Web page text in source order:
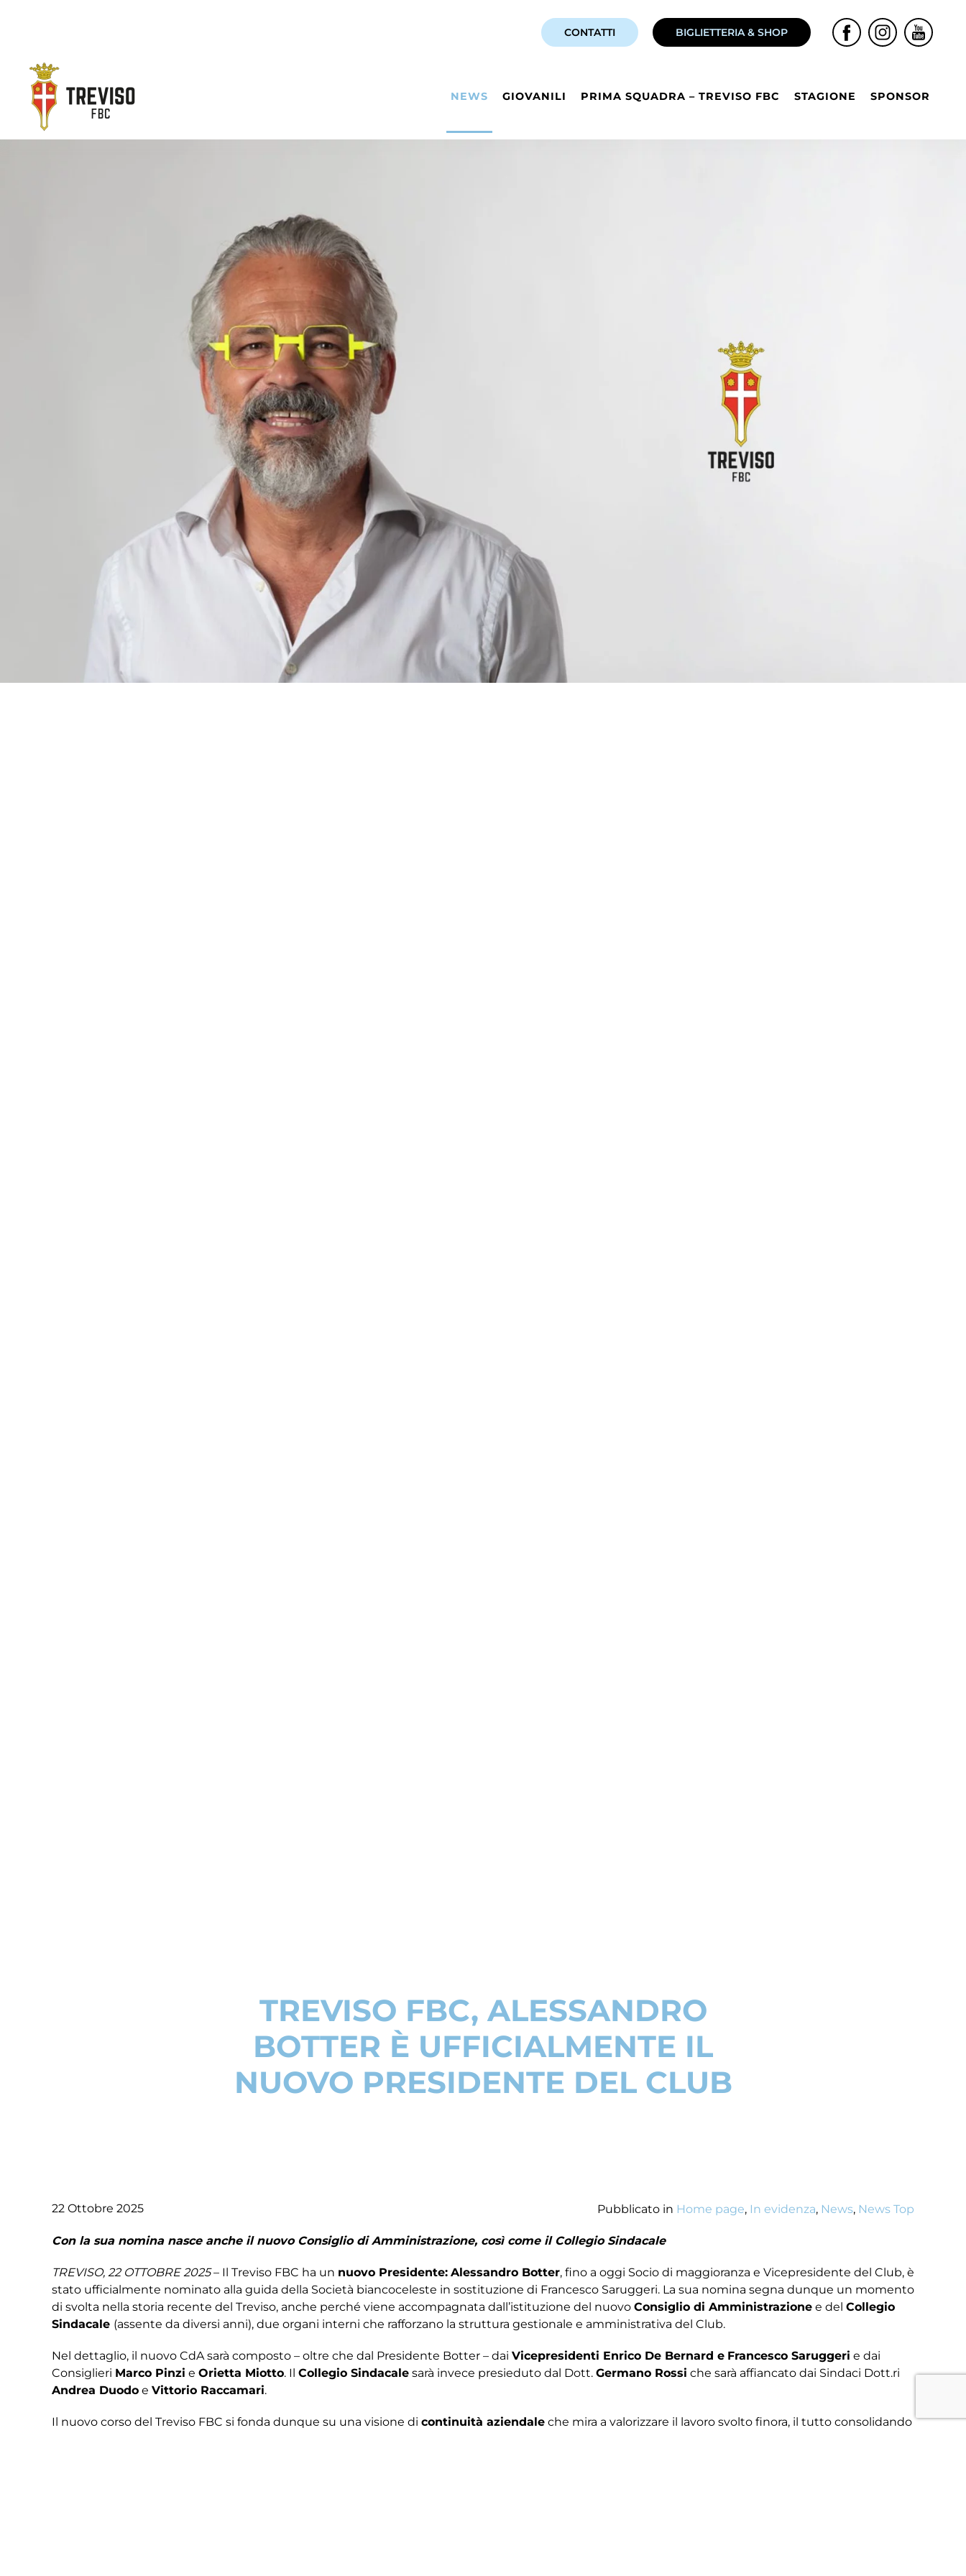
CONTATTI BIGLIETTERIA & SHOP
NEWS GIOVANILI PRIMA SQUADRA – TREVISO FBC STAGIONE SPONSOR
TREVISO FBC, ALESSANDRO
BOTTER È UFFICIALMENTE IL
NUOVO PRESIDENTE DEL CLUB
22 Ottobre 2025 Pubblicato in Home page, In evidenza, News, News Top
Con la sua nomina nasce anche il nuovo Consiglio di Amministrazione, così come il Collegio Sindacale
TREVISO, 22 OTTOBRE 2025– Il Treviso FBC ha un nuovo Presidente: Alessandro Botter, fino a oggi Socio di maggioranza e Vicepresidente del Club, è
stato ufficialmente nominato alla guida della Società biancoceleste in sostituzione di Francesco Saruggeri. La sua nomina segna dunque un momento
di svolta nella storia recente del Treviso, anche perché viene accompagnata dall’istituzione del nuovo Consiglio di Amministrazione e del Collegio
Sindacale (assente da diversi anni), due organi interni che rafforzano la struttura gestionale e amministrativa del Club.
Nel dettaglio, il nuovo CdA sarà composto – oltre che dal Presidente Botter – dai Vicepresidenti Enrico De Bernard e Francesco Saruggeri e dai
Consiglieri Marco Pinzi e Orietta Miotto. Il Collegio Sindacale sarà invece presieduto dal Dott. Germano Rossi che sarà affiancato dai Sindaci Dott.ri
Andrea Duodo e Vittorio Raccamari.
Il nuovo corso del Treviso FBC si fonda dunque su una visione di continuità aziendale che mira a valorizzare il lavoro svolto finora, il tutto consolidando